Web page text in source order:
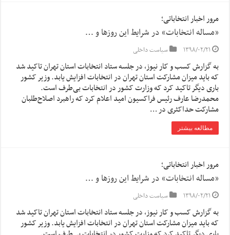
مرور اخبار انتخاباتی؛
«مساله انتخابات» در شرایط این روزها و …
۱۳۹۸/۰۲/۲۱ سیاست داخلی
به گزارش کسب و کار نیوز، در جلسه ستاد انتخابات استان تهران تاکید شد
که باید میزان مشارکت استان تهران در انتخابات افزایش یابد. وزیر کشور
باری دیگر تاکید کرد که وزارت کشور در انتخابات بی‌طرف است.
محمدرضا عارف رئیس فراکسیون امید اعلام کرد که راهبرد اصلاح‌طلبان
مشارکت حداکثری در …
مطالعه بیشتر
مرور اخبار انتخاباتی؛
«مساله انتخابات» در شرایط این روزها و …
۱۳۹۸/۰۲/۲۱ سیاست داخلی
به گزارش کسب و کار نیوز، در جلسه ستاد انتخابات استان تهران تاکید شد
که باید میزان مشارکت استان تهران در انتخابات افزایش یابد. وزیر کشور